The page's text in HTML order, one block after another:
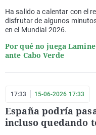
Ha salido a calentar con el
disfrutar de algunos
en el Mundial 2026.
Por qué no juega
ante Cabo Verde
17:33 15-06-2026 17:33
España podría
incluso quedando